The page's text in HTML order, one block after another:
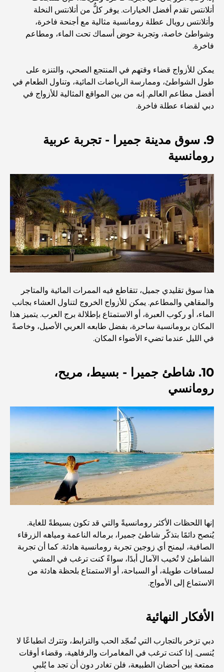
حضانة أطفال في دبي هيلز: دليل للآباء
أفضل المقاهي في وسط مدينة دبي: دليل شامل لعشاق القهوة
أغلى سيارات مرسيدس التي تم تصنيعها على الإطلاق
الانتقال إلى دبي من أستراليا: دليل شامل للانتقال
رحلة سفاري فاخرة ليلية في دبي: ملاذ فاخر
أغلى سيارات تسلا: الابتكار يلتقي بالأداء
مطاعم الوصل: أشهر أماكن تناول الطعام في دبي
أنشطة يمكنك القيام بها مع الأطفال في دبي: دليل عائلي شامل
أماكن رومانسية في دبي للحظات لا تُنسى
أفضل إقامة محلية في دبي: أفضل الفنادق والمنتجعات
أفضل المطاعم لتناول غداء عمل في مركز دبي المالي العالمي
أغلى ماركات الملابس في العالم
العمارة العثمانية: إرث غني من الفن والثقافة والإمبراطورية
كيف تختار مستشارًا ماليًا في دبي؟
الطيران للمليارديرات
أغلى خواتم الخطوبة في العالم
أتلانتس تقدم أفضل الخيارات. يوفر كلٌّ من أتلانتس النخلة
وأتلانتس رويال عطلة رومانسية مثالية مع أجنحة فاخرة،
وشواطئ خاصة، وتجربة حوض أسماك تحت الماء، ومطاعم
فاخرة.
يمكن للأزواج قضاء وقتهم في المنتجع الصحي، والتنزه على
طول الشواطئ، وممارسة الرياضات المائية، وتناول الطعام في
أفضل مطاعم العالم. إنه من بين المواقع المثالية للأزواج في
دبي لقضاء عطلة فاخرة.
9. سوق مدينة جميرا - تجربة عربية
رومانسية
هذا سوق تقليدي جميل، تتقاطع فيه الممرات المائية والمتاجر
والمقاهي والمطاعم. يمكن للأزواج الخروج لتناول العشاء بجانب
الماء، أو ركوب العبرة، أو الاستمتاع بإطلالة برج العرب. يتميز هذا
المكان برومانسية ساحرة، بفضل طابعه العربي الأصيل، وخاصةً
في الليل عندما تضيء الأضواء المكان.
10. شاطئ جميرا - بسيط، مريح،
رومانسي
إنها اللحظات الأكثر رومانسيةً والتي قد تكون بسيطةً للغاية.
يُنصح دائمًا بتذكّر شاطئ جميرا، برماله الناعمة ومياهه الزرقاء
الصافية، ليمنح أي زوجين تجربة رومانسية هادئة. كما أن تجربة
الشاطئ لا تُخيب الآمال أبدًا، سواءً كنت ترغب في المشي
لمسافات طويلة، أو السباحة، أو الاستمتاع بلحظة هادئة من
الاستماع إلى الأمواج.
الأفكار النهائية
دبي تزخر بالتجارب التي تُمجّد الحب والترابط، وتترك انطباعًا لا
يُنسى. إذا كنت ترغب في المغامرات والرفاهية، وقضاء أوقات
ممتعة بين أحضان الطبيعة، فلن تغادر دون أن تجد ما يُلبي